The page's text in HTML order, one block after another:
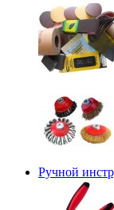
Ручной